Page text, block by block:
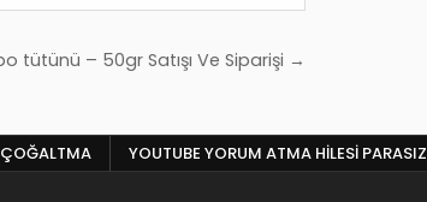
tütünü – 50gr Satışı Ve Siparişi →
YOUTUBE YORUM ATMA HILESI PARASIZ